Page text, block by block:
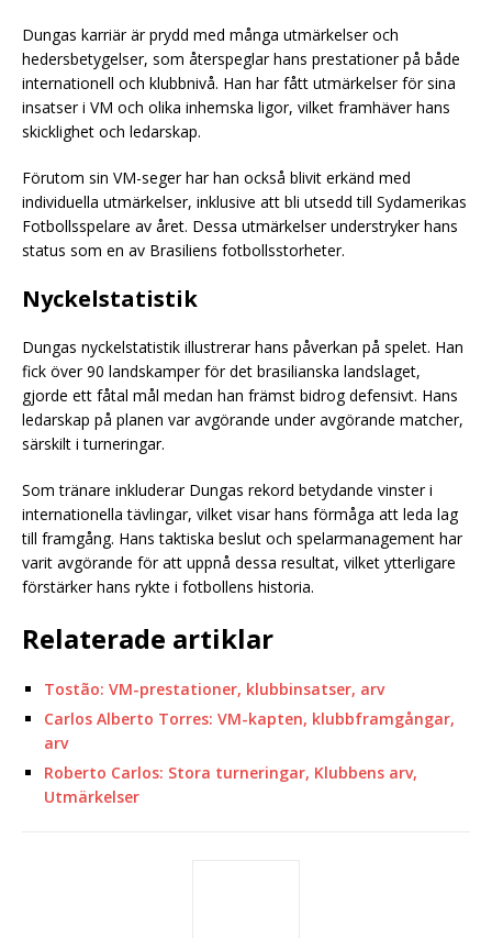
Dungas karriär är prydd med många utmärkelser och
hedersbetygelser, som återspeglar hans prestationer på både
internationell och klubbnivå. Han har fått utmärkelser för sina
insatser i VM och olika inhemska ligor, vilket framhäver hans
skicklighet och ledarskap.
Förutom sin VM-seger har han också blivit erkänd med
individuella utmärkelser, inklusive att bli utsedd till Sydamerikas
Fotbollsspelare av året. Dessa utmärkelser understryker hans
status som en av Brasiliens fotbollsstorheter.
Nyckelstatistik
Dungas nyckelstatistik illustrerar hans påverkan på spelet. Han
fick över 90 landskamper för det brasilianska landslaget,
gjorde ett fåtal mål medan han främst bidrog defensivt. Hans
ledarskap på planen var avgörande under avgörande matcher,
särskilt i turneringar.
Som tränare inkluderar Dungas rekord betydande vinster i
internationella tävlingar, vilket visar hans förmåga att leda lag
till framgång. Hans taktiska beslut och spelarmanagement har
varit avgörande för att uppnå dessa resultat, vilket ytterligare
förstärker hans rykte i fotbollens historia.
Relaterade artiklar
Tostão: VM-prestationer, klubbinsatser, arv
Carlos Alberto Torres: VM-kapten, klubbframgångar,
arv
Roberto Carlos: Stora turneringar, Klubbens arv,
Utmärkelser